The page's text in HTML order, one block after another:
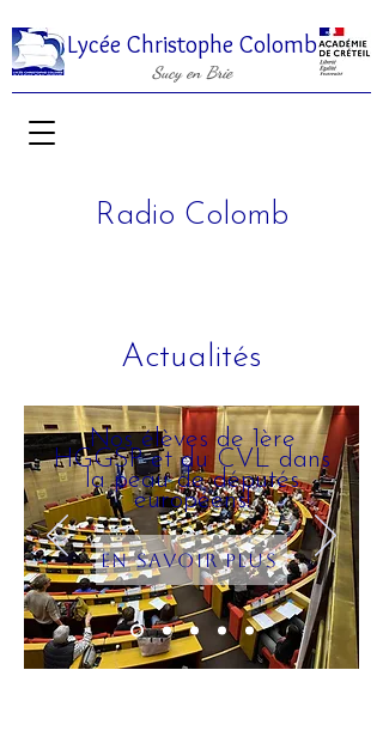
Lycée Christophe Colomb
Sucy en Brie
Radio Colomb
Actualités
Nos élèves de 1ère
HGGSP et du CVL dans
la peau de députés
européens!
En savoir plus